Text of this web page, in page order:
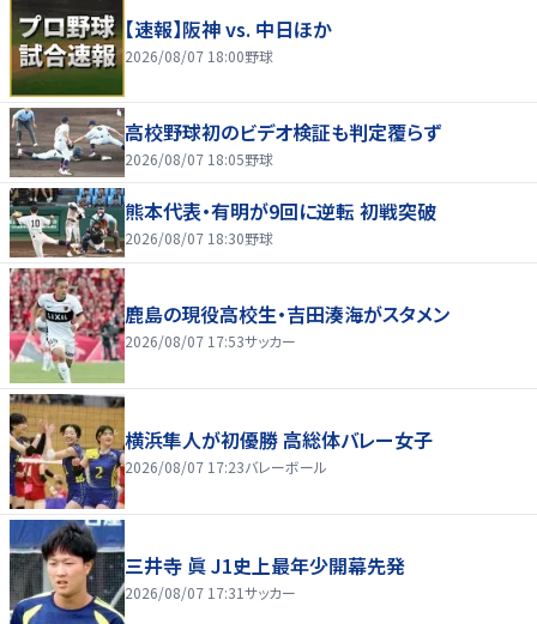
【速報】阪神 vs. 中日ほか
2026/08/07 18:00野球
高校野球初のビデオ検証も判定覆らず
2026/08/07 18:05野球
熊本代表・有明が9回に逆転 初戦突破
2026/08/07 18:30野球
鹿島の現役高校生・吉田湊海がスタメン
2026/08/07 17:53サッカー
横浜隼人が初優勝 高総体バレー女子
2026/08/07 17:23バレーボール
三井寺 眞 J1史上最年少開幕先発
2026/08/07 17:31サッカー